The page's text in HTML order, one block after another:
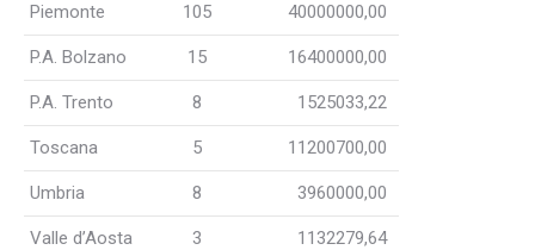
Piemonte 105 40000000,00
P.A. Bolzano 15 16400000,00
P.A. Trento 8 1525033,22
Toscana 5 11200700,00
Umbria 8 3960000,00
Valle d’Aosta 3 1132279,64